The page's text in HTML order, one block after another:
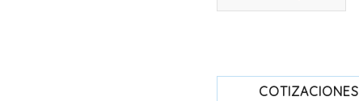
COTIZACIONES